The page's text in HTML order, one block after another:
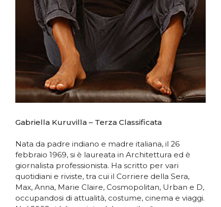
Gabriella Kuruvilla – Terza Classificata
Nata da padre indiano e madre italiana, il 26
febbraio 1969, si è laureata in Architettura ed è
giornalista professionista. Ha scritto per vari
quotidiani e riviste, tra cui il Corriere della Sera,
Max, Anna, Marie Claire, Cosmopolitan, Urban e D,
occupandosi di attualità, costume, cinema e viaggi.